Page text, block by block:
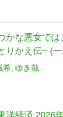
かな悪女で
りかえ伝~ (
希 ゆき哉
洋経済 2026